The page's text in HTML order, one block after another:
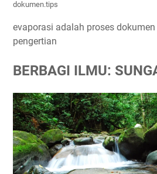
dokumen.tips
evaporasi adalah proses
pengertian
BERBAGI ILMU: